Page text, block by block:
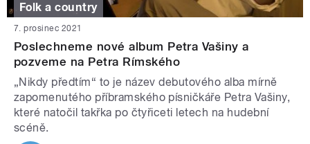
Folk a country
7. prosinec 2021
Poslechneme nové album Petra Vašiny a
pozveme na Petra Rímského
„Nikdy předtím“ to je název debutového alba mírně
zapomenutého příbramského písničkáře Petra Vašiny,
které natočil takřka po čtyřiceti letech na hudební
scéně.